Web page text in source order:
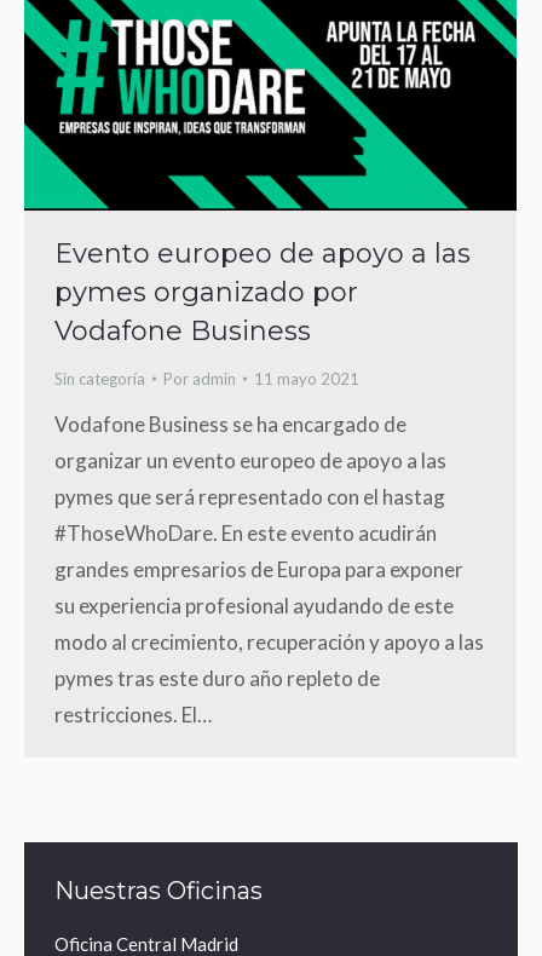
Evento europeo de apoyo a las
pymes organizado por
Vodafone Business
Sin categoría Por admin 11 mayo 2021
Vodafone Business se ha encargado de
organizar un evento europeo de apoyo a las
pymes que será representado con el hastag
#ThoseWhoDare. En este evento acudirán
grandes empresarios de Europa para exponer
su experiencia profesional ayudando de este
modo al crecimiento, recuperación y apoyo a las
pymes tras este duro año repleto de
restricciones. El…
Nuestras Oficinas
Oficina Central Madrid